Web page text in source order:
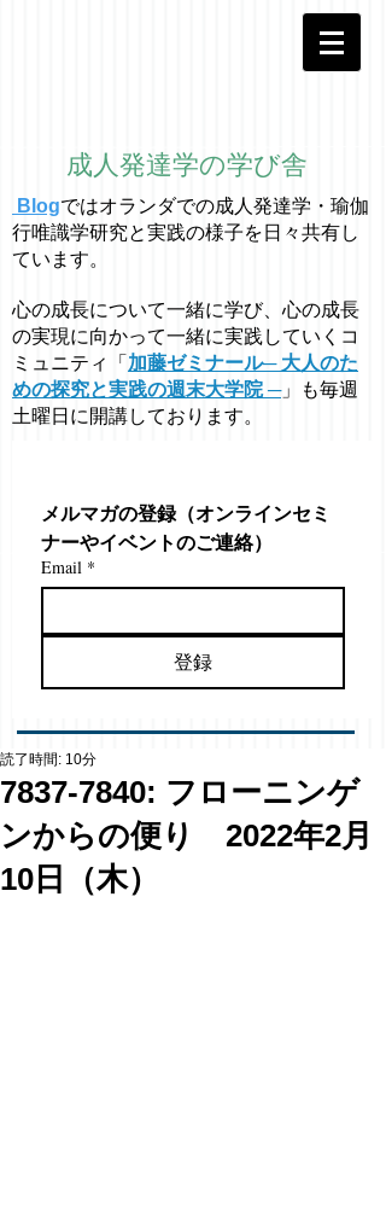
成人発達学の学び舎
Blogではオラ ンダでの成人発達学・ 瑜伽
行唯識学研究と実践の様子を日々共有し
ています。
心の成長について一緒に学び、心の成長
の実現に向かって一緒に実践していくコ
ミュニティ「 加藤ゼミナール─ 大人のた
めの探究と実践の週末大学院 ─」も毎週
土曜日に開講しております。
メルマガの登録（オンラインセミ
ナーやイベントのご連絡）
Email *
登録
7837-7840: フローニンゲ
ンからの便り 2022年2月
10日（木）
読了時間: 10分